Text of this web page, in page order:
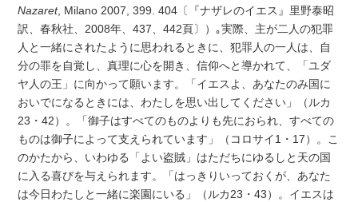
Nazaret, Milano 2007, 399. 404〔『ナザレのイエス』里野泰昭
訳、春秋社、2008年、437、442頁〕）｡実際、主が二人の犯罪
人と一緒にされたように思われるときに、犯罪人の一人は、自
分の罪を自覚し、真理に心を開き、信仰へと導かれて、「ユダ
ヤ人の王」に向かって願います。「イエスよ、あなたのみ国に
おいでになるときには、わたしを思い出してください」（ルカ
23・42）。「御子はすべてのものよりも先におられ、すべての
ものは御子によって支えられています」（コロサイ1・17）。こ
のかたから、いわゆる「よい盗賊」はただちにゆるしと天の国
に入る喜びを与えられます。「はっきりいっておくが、あなた
は今日わたしと一緒に楽園にいる」（ルカ23・43）。イエスは